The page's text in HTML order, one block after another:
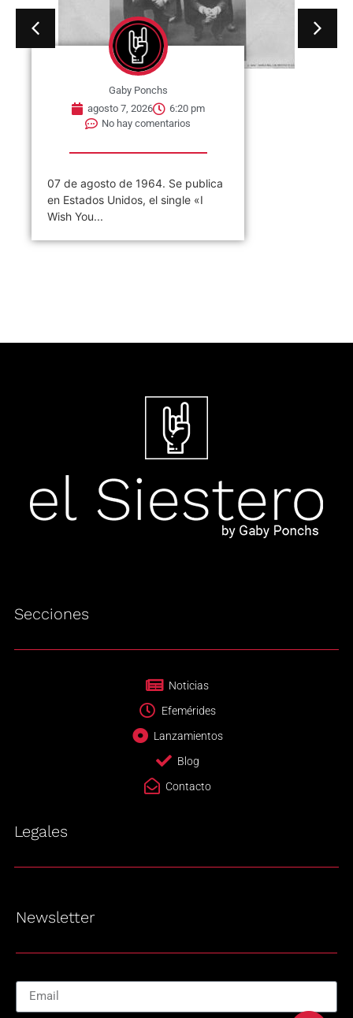
Gaby Ponchs
agosto 7, 2026
6:20 pm
No hay comentarios
07 de agosto de 1964. Se publica
en Estados Unidos, el single «I
Wish You...
Secciones
Noticias
Efemérides
Lanzamientos
Blog
Contacto
Legales
Newsletter